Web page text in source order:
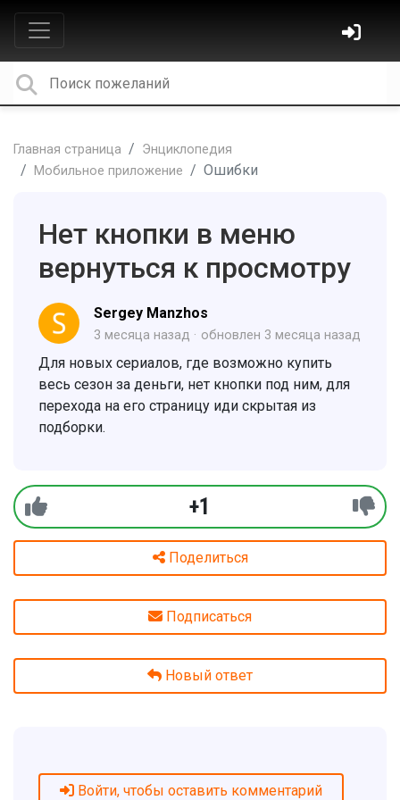
Главная страница
Энциклопедия
Мобильное приложение
Ошибки
Нет кнопки в меню
вернуться к просмотру
Sergey Manzhos
3 месяца назад обновлен 3 месяца назад
Для новых сериалов, где возможно купить
весь сезон за деньги, нет кнопки под ним, для
перехода на его страницу иди скрытая из
подборки.
+1
Поделиться
Подписаться
Новый ответ
Войти, чтобы оставить комментарий